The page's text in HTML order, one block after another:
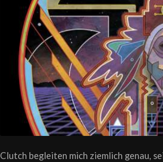
Clutch begleiten mich ziemlich genau,